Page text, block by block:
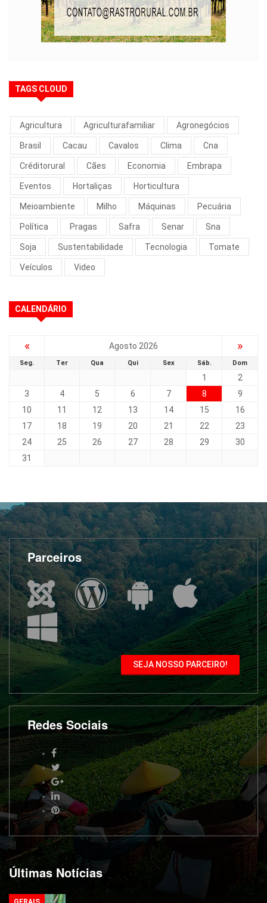
TAGS CLOUD
Agricultura Agriculturafamiliar Agronegócios
Brasil Cacau Cavalos Clima Cna
Créditorural Cães Economia Embrapa
Eventos Hortaliças Horticultura
Meioambiente Milho Máquinas Pecuária
Política Pragas Safra Senar Sna
Soja Sustentabilidade Tecnologia Tomate
Veículos Video
CALENDÁRIO
« Agosto 2026 »
Seg. Ter Qua Qui Sex Sáb. Dom
1
2
3
4 5 6 7 8
9
10
11 12 13 14 15
16
17
18 19 20 21 22
23
24
25 26 27 28 29
30
31
Parceiros
SEJA NOSSO PARCEIRO!
Redes Sociais
Últimas Notícias